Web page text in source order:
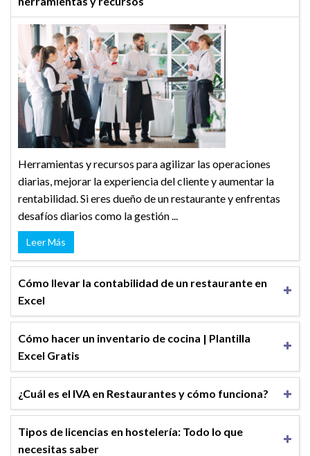
Herramientas y recursos para agilizar las operaciones
diarias, mejorar la experiencia del cliente y aumentar la
rentabilidad. Si eres dueño de un restaurante y enfrentas
desafíos diarios como la gestión ...
Leer Más
Cómo llevar la contabilidad de un restaurante en
Excel
Cómo hacer un inventario de cocina | Plantilla
Excel Gratis
¿Cuál es el IVA en Restaurantes y cómo funciona?
Tipos de licencias en hostelería: Todo lo que
necesitas saber